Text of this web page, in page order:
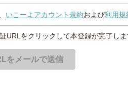
いこーよアカウント規約および利用規
をクリックして本登録が完了しま